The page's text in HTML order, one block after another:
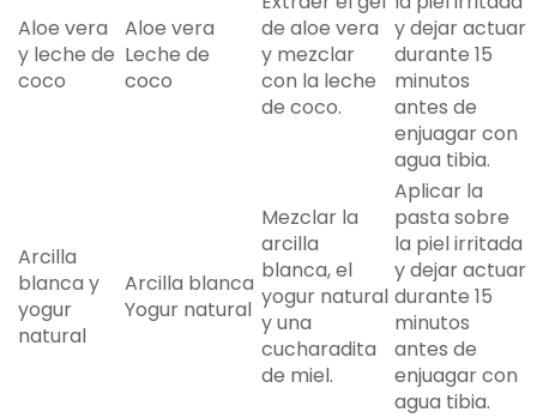
Aloe vera
y leche de
coco
Aloe vera
Leche de
coco
de aloe vera
y mezclar
con la leche
de coco.
y dejar actuar
durante 15
minutos
antes de
enjuagar con
agua tibia.
Arcilla
blanca y
yogur
natural
Arcilla blanca
Yogur natural
Mezclar la
arcilla
blanca, el
yogur natural
y una
cucharadita
de miel.
Aplicar la
pasta sobre
la piel irritada
y dejar actuar
durante 15
minutos
antes de
enjuagar con
agua tibia.